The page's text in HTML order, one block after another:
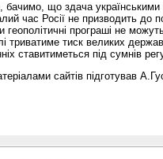
що здача українськими
час Росії не призводить до
геополітичні програші не
триватиме тиск великих держав
ставитиметься під сумнів
сайтів підготував